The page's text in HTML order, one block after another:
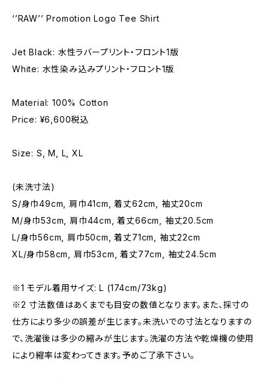
‘’RAW’’ Promotion Logo Tee Shirt
Jet Black: 水性ラバープリント・フロント1版
White: 水性染み込みプリント・フロント1版
Material: 100% Cotton
Price: ¥6,600税込
Size: S, M, L, XL
(未洗寸法)
S/身巾49cm, 肩巾41cm, 着丈62cm, 袖丈20cm
M/身巾53cm, 肩巾44cm, 着丈66cm, 袖丈20.5cm
L/身巾56cm, 肩巾50cm, 着丈71cm, 袖丈22cm
XL/身巾58cm, 肩巾53cm, 着丈77cm, 袖丈24.5cm
※1 モデル着用サイズ: L (174cm/73kg)
※2 寸法数値はあくまでも目安の数値となります。また、採寸の
仕方により多少の誤差が生じます。未洗いでの寸法となりますの
で、洗濯後は多少の縮みが生じます。洗濯の方法や乾燥機の使用
により縮率は変わってきます。予めご了承下さい。